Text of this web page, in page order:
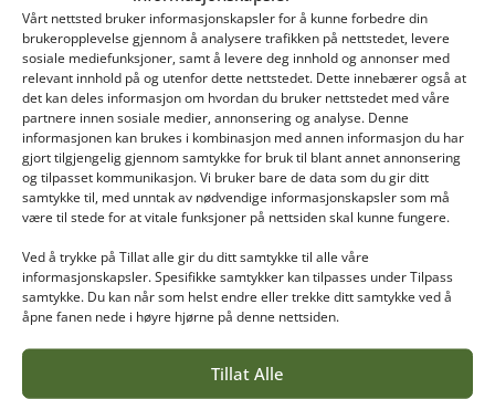
Vårt nettsted bruker informasjonskapsler for å kunne forbedre din
brukeropplevelse gjennom å analysere trafikken på nettstedet, levere
sosiale mediefunksjoner, samt å levere deg innhold og annonser med
relevant innhold på og utenfor dette nettstedet. Dette innebærer også at
det kan deles informasjon om hvordan du bruker nettstedet med våre
partnere innen sosiale medier, annonsering og analyse. Denne
informasjonen kan brukes i kombinasjon med annen informasjon du har
gjort tilgjengelig gjennom samtykke for bruk til blant annet annonsering
og tilpasset kommunikasjon. Vi bruker bare de data som du gir ditt
samtykke til, med unntak av nødvendige informasjonskapsler som må
være til stede for at vitale funksjoner på nettsiden skal kunne fungere.
Ved å trykke på Tillat alle gir du ditt samtykke til alle våre
informasjonskapsler. Spesifikke samtykker kan tilpasses under Tilpass
samtykke. Du kan når som helst endre eller trekke ditt samtykke ved å
åpne fanen nede i høyre hjørne på denne nettsiden.
Tillat Alle
Relaterte innlegg